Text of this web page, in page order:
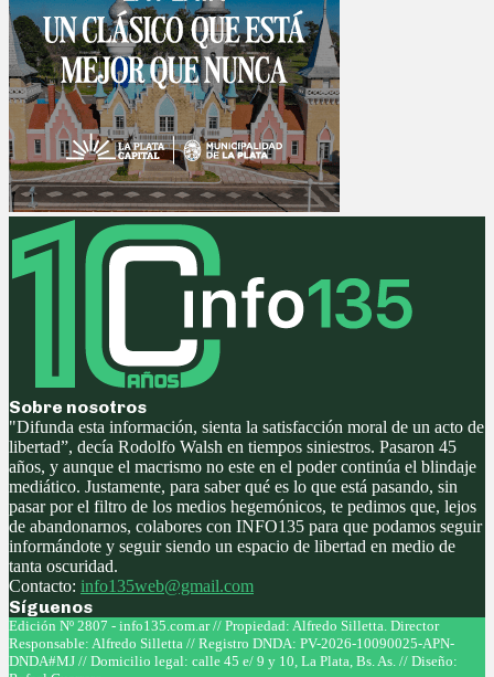
Sobre nosotros
"Difunda esta información, sienta la satisfacción moral de un acto de
libertad”, decía Rodolfo Walsh en tiempos siniestros. Pasaron 45
años, y aunque el macrismo no este en el poder continúa el blindaje
mediático. Justamente, para saber qué es lo que está pasando, sin
pasar por el filtro de los medios hegemónicos, te pedimos que, lejos
de abandonarnos, colabores con INFO135 para que podamos seguir
informándote y seguir siendo un espacio de libertad en medio de
tanta oscuridad.
Contacto: info135web@gmail.com
Síguenos
Facebook
Twitter
Instagram
Youtube
Edición Nº 2807 - info135.com.ar // Propiedad: Alfredo Silletta. Director
Responsable: Alfredo Silletta // Registro DNDA: PV-2026-10090025-APN-
DNDA#MJ // Domicilio legal: calle 45 e/ 9 y 10, La Plata, Bs. As. // Diseño: